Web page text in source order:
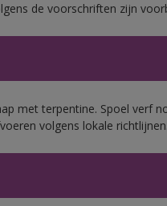
de voorschriften zijn
met terpentine. Spoel verf
volgens lokale richtlijnen.